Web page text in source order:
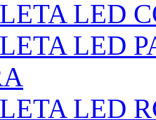
LED
LED
LED